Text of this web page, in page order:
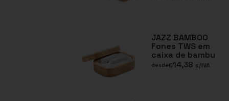
JAZZ BAMBOO
Fones TWS em
caixa de bambu
desde€14,38 s/IVA